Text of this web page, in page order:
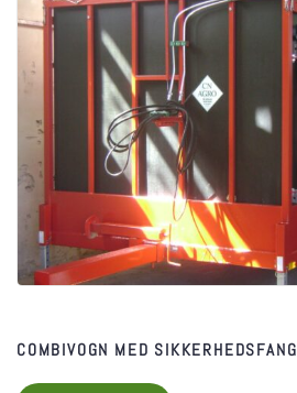
COMBIVOGN MED SIKKERHEDSFANG